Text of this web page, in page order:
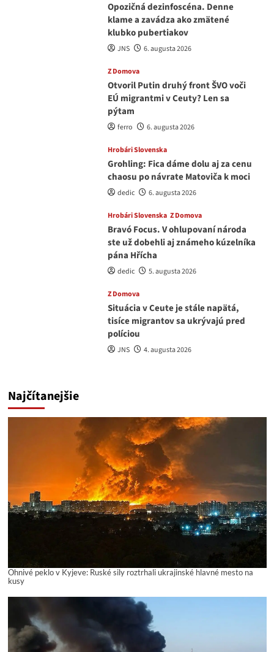
Opozičná dezinfoscéna. Denne
klame a zavádza ako zmätené
klubko pubertiakov
JNS 6. augusta 2026
Z Domova
Otvoril Putin druhý front ŠVO voči
EÚ migrantmi v Ceuty? Len sa
pýtam
ferro 6. augusta 2026
Hrobári Slovenska
Grohling: Fica dáme dolu aj za cenu
chaosu po návrate Matoviča k moci
dedic 6. augusta 2026
Hrobári Slovenska Z Domova
Bravó Focus. V ohlupovaní národa
ste už dobehli aj známeho kúzelníka
pána Hřícha
dedic 5. augusta 2026
Z Domova
Situácia v Ceute je stále napätá,
tisíce migrantov sa ukrývajú pred
políciou
JNS 4. augusta 2026
Najčítanejšie
Ohnivé peklo v Kyjeve: Ruské sily roztrhali ukrajinské hlavné mesto na
kusy